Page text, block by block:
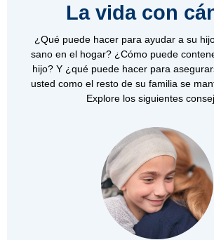
La vida con
¿Qué puede hacer para ayudar a su
sano en el hogar? ¿Cómo puede
hijo? Y ¿qué puede hacer para
usted como el resto de su familia se
Explore los siguientes